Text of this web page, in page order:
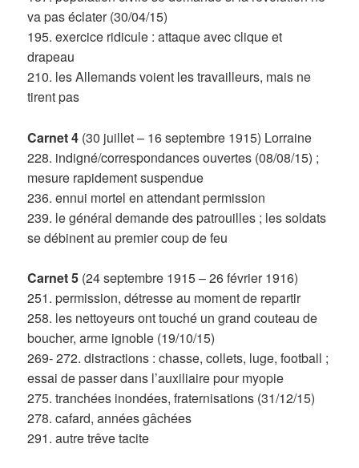
va pas éclater (30/04/15)
195. exercice ridicule : attaque avec clique et
drapeau
210. les Allemands voient les travailleurs, mais ne
tirent pas
Carnet 4 (30 juillet – 16 septembre 1915) Lorraine
228. indigné/correspondances ouvertes (08/08/15) ;
mesure rapidement suspendue
236. ennui mortel en attendant permission
239. le général demande des patrouilles ; les soldats
se débinent au premier coup de feu
Carnet 5 (24 septembre 1915 – 26 février 1916)
251. permission, détresse au moment de repartir
258. les nettoyeurs ont touché un grand couteau de
boucher, arme ignoble (19/10/15)
269- 272. distractions : chasse, collets, luge, football ;
essai de passer dans l’auxiliaire pour myopie
275. tranchées inondées, fraternisations (31/12/15)
278. cafard, années gâchées
291. autre trêve tacite